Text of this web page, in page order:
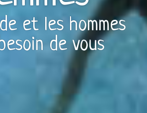
et les hommes
de vous